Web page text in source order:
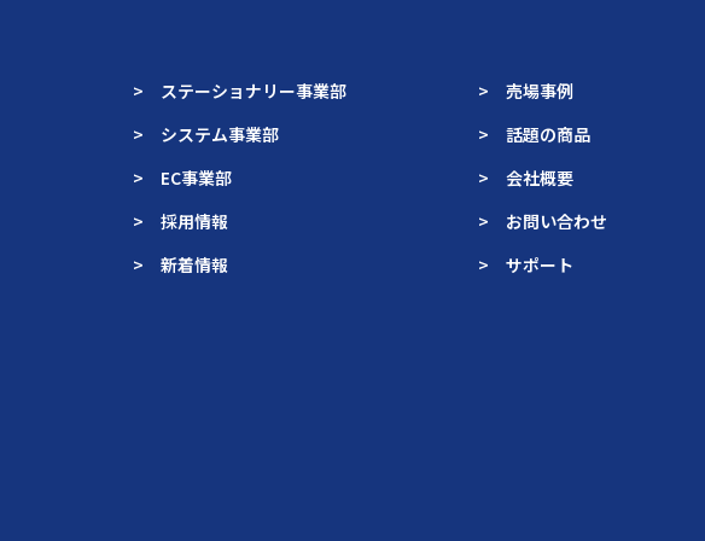
> ステーショナリー事業部
> システム事業部
> EC事業部
> 採用情報
> 新着情報
> 売場事例
> 話題の商品
> 会社概要
> お問い合わせ
> サポート